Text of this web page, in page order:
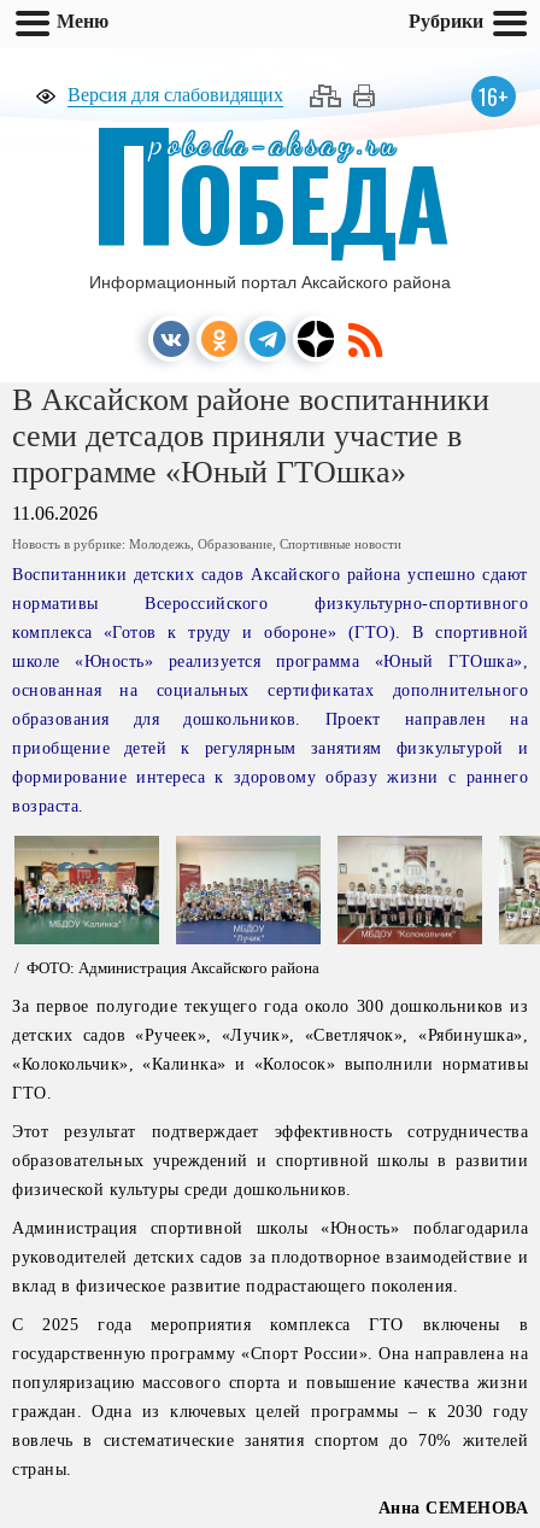
Версия для слабовидящих 16+
pobeda-aksay.ru
ПОБЕДА
Информационный портал Аксайского района
В Аксайском районе воспитанники
семи детсадов приняли участие в
программе «Юный ГТОшка»
11.06.2026
Новость в рубрике: Молодежь Образование Спортивные новости
Воспитанники детских садов Аксайского района успешно сдают
нормативы Всероссийского физкультурно-спортивного
комплекса «Готов к труду и обороне» (ГТО). В спортивной
школе «Юность» реализуется программа «Юный ГТОшка»,
основанная на социальных сертификатах дополнительного
образования для дошкольников. Проект направлен на
приобщение детей к регулярным занятиям физкультурой и
формирование интереса к здоровому образу жизни с раннего
возраста.
/ ФОТО: Администрация Аксайского района
За первое полугодие текущего года около 300 дошкольников из
детских садов «Ручеек», «Лучик», «Светлячок», «Рябинушка»,
«Колокольчик», «Калинка» и «Колосок» выполнили нормативы
ГТО.
Этот результат подтверждает эффективность сотрудничества
образовательных учреждений и спортивной школы в развитии
физической культуры среди дошкольников.
Администрация спортивной школы «Юность» поблагодарила
руководителей детских садов за плодотворное взаимодействие и
вклад в физическое развитие подрастающего поколения.
С 2025 года мероприятия комплекса ГТО включены в
государственную программу «Спорт России». Она направлена на
популяризацию массового спорта и повышение качества жизни
граждан. Одна из ключевых целей программы – к 2030 году
вовлечь в систематические занятия спортом до 70% жителей
страны.
Анна СЕМЕНОВА
Меню Рубрики